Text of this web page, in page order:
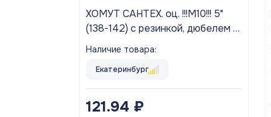
ХОМУТ САНТЕХ. оц. !!!М10!!! 5"
(138-142) с резинкой, дюбелем и
Наличие товара:
Екатеринбург
121.94 ₽